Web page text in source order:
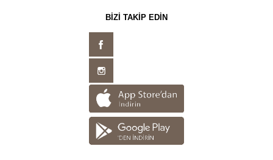
BİZİ TAKİP EDİN